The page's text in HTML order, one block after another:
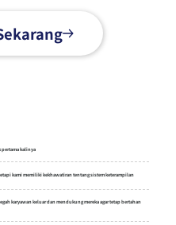
kalinya
kami memiliki kekhawatiran tentang sistem keterampilan
karyawan keluar dan mendukung mereka agar tetap bertahan